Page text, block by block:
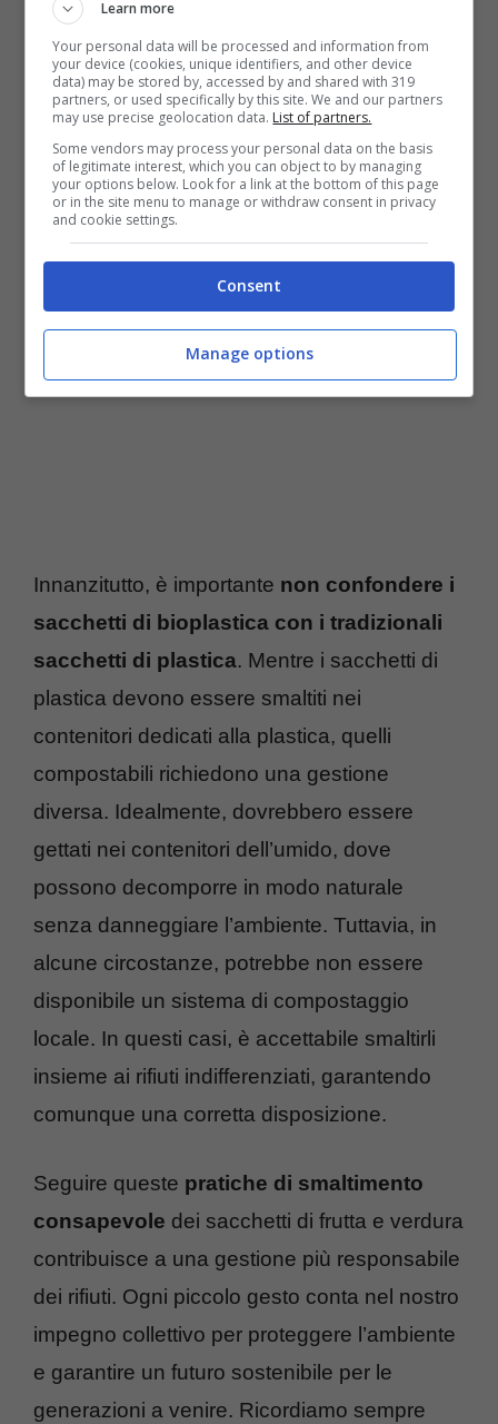
correttamente questi sacchetti, generalmente
contrassegnati con simboli e indicazioni sulla
loro composizione. Smaltirli correttamente
fondamentali.
Come non sbagliare
Innanzitutto, è importante non confondere i
sacchetti di bioplastica con i tradizionali
sacchetti di plastica. Mentre i sacchetti di
plastica devono essere smaltiti nei
contenitori dedicati alla plastica, quelli
compostabili richiedono una gestione
diversa. Idealmente, dovrebbero essere
gettati nei contenitori dell’umido, dove
possono decomporre in modo naturale
senza danneggiare l’ambiente. Tuttavia, in
alcune circostanze, potrebbe non essere
disponibile un sistema di compostaggio
locale. In questi casi, è accettabile smaltirli
insieme ai rifiuti indifferenziati, garantendo
comunque una corretta disposizione.
Seguire queste pratiche di smaltimento
consapevole dei sacchetti di frutta e verdura
contribuisce a una gestione più responsabile
dei rifiuti. Ogni piccolo gesto conta nel nostro
impegno collettivo per proteggere l’ambiente
e garantire un futuro sostenibile per le
generazioni a venire. Ricordiamo sempre
Learn more
Your personal data will be processed and information from
your device (cookies, unique identifiers, and other device
data) may be stored by, accessed by and shared with 319
partners, or used specifically by this site. We and our partners
may use precise geolocation data. List of partners.
Some vendors may process your personal data on the basis
of legitimate interest, which you can object to by managing
your options below. Look for a link at the bottom of this page
or in the site menu to manage or withdraw consent in privacy
and cookie settings.
Consent
Manage options